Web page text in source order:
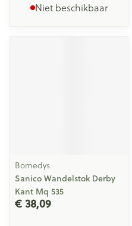
Niet beschikbaar
Bomedys
Sanico Wandelstok Derby
Kant Mq 535
€ 38,09